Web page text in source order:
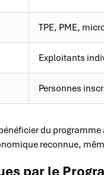
TPE, PME,
Exploitants
Personnes
du
reconnue,
par le